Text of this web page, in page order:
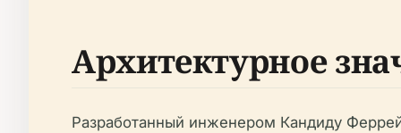
Архитектурное
Разработанный инженером Кандиду